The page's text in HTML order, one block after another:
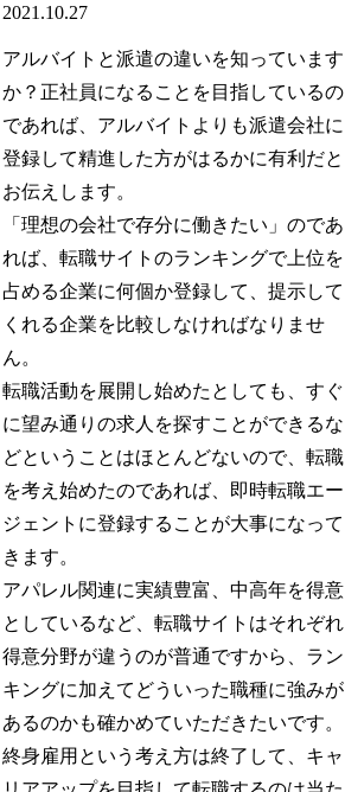
2021.10.27
アルバイトと派遣の違いを知っています
か？正社員になることを目指しているの
であれば、アルバイトよりも派遣会社に
登録して精進した方がはるかに有利だと
お伝えします。
「理想の会社で存分に働きたい」のであ
れば、転職サイトのランキングで上位を
占める企業に何個か登録して、提示して
くれる企業を比較しなければなりませ
ん。
転職活動を展開し始めたとしても、すぐ
に望み通りの求人を探すことができるな
どということはほとんどないので、転職
を考え始めたのであれば、即時転職エー
ジェントに登録することが大事になって
きます。
アパレル関連に実績豊富、中高年を得意
としているなど、転職サイトはそれぞれ
得意分野が違うのが普通ですから、ラン
キングに加えてどういった職種に強みが
あるのかも確かめていただきたいです。
終身雇用という考え方は終了して、キャ